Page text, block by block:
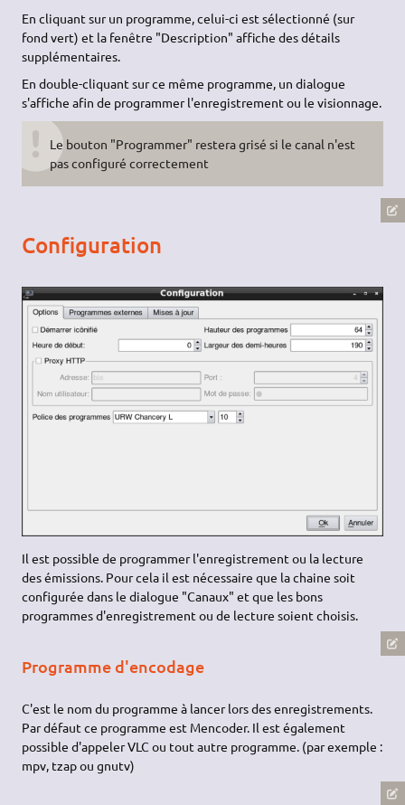
En cliquant sur un programme, celui-ci est sélectionné (sur
fond vert) et la fenêtre "Description" affiche des détails
supplémentaires.
En double-cliquant sur ce même programme, un dialogue
s'affiche afin de programmer l'enregistrement ou le visionnage.
Le bouton "Programmer" restera grisé si le canal n'est
pas configuré correctement
Configuration
Il est possible de programmer l'enregistrement ou la lecture
des émissions. Pour cela il est nécessaire que la chaine soit
configurée dans le dialogue "Canaux" et que les bons
programmes d'enregistrement ou de lecture soient choisis.
Programme d'encodage
C'est le nom du programme à lancer lors des enregistrements.
Par défaut ce programme est Mencoder. Il est également
possible d'appeler VLC ou tout autre programme. (par exemple :
mpv, tzap ou gnutv)